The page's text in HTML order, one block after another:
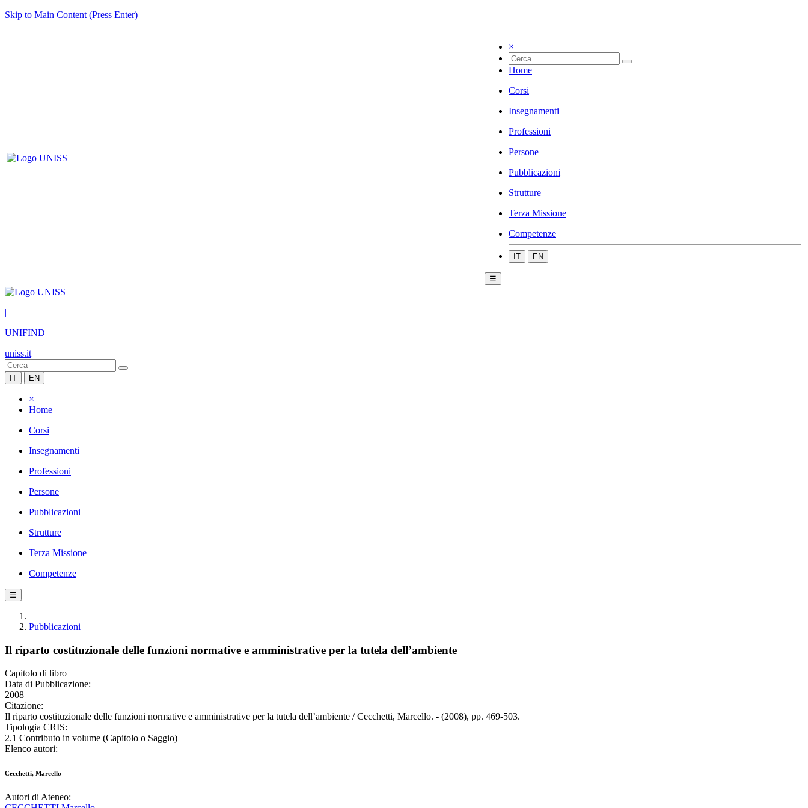
Skip to Main Content (Press Enter)
×
Home
Corsi
Insegnamenti
Professioni
Persone
Pubblicazioni
Strutture
Terza Missione
Competenze
IT EN
☰
|
UNIFIND
uniss.it
IT EN
×
Home
Corsi
Insegnamenti
Professioni
Persone
Pubblicazioni
Strutture
Terza Missione
Competenze
☰
Pubblicazioni
Il riparto costituzionale delle funzioni normative e amministrative per la tutela dell’ambiente
Capitolo di libro
Data di Pubblicazione:
2008
Citazione:
Il riparto costituzionale delle funzioni normative e amministrative per la tutela dell’ambiente / Cecchetti, Marcello. - (2008), pp. 469-503.
Tipologia CRIS:
2.1 Contributo in volume (Capitolo o Saggio)
Elenco autori:
Cecchetti, Marcello
Autori di Ateneo: